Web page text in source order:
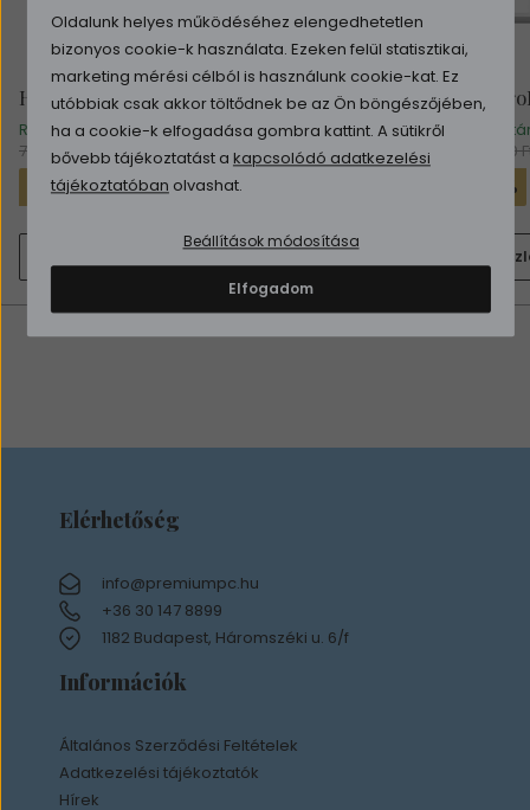
HP EliteBook 865 G9
Rendelhető (1-2 nap)
784.990 Ft 399.900 Ft(314.882 Ft + ÁFA)
-49% -385.090 Ft
Kosárba
HP
139.900
-14%
Elérhetőség
info@premiumpc.hu
+36 30 147 8899
1182 Budapest, Háromszéki u. 6/f
Információk
Általános Szerződési Feltételek
Adatkezelési tájékoztatók
Hírek
Oldalunk helyes működéséhez elengedhetetlen
bizonyos cookie-k használata. Ezeken felül statisztikai,
marketing mérési célból is használunk cookie-kat. Ez
utóbbiak csak akkor töltődnek be az Ön böngészőjében,
ha a cookie-k elfogadása gombra kattint. A sütikről
bővebb tájékoztatást a kapcsolódó adatkezelési
tájékoztatóban olvashat.
Beállítások módosítása
Elfogadom